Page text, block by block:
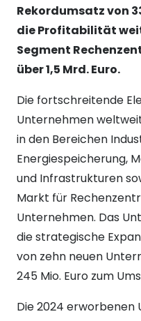
Rekordumsatz von
die Profitabilität
Segment
über 1,5 Mrd. Euro.
Die fortschreitende
Unternehmen
in den Bereichen
Energiespeicherung,
und Infrastrukturen
Markt für
Unternehmen. Das
die strategische
von zehn neuen
245 Mio. Euro zum
Die 2024 erworbenen